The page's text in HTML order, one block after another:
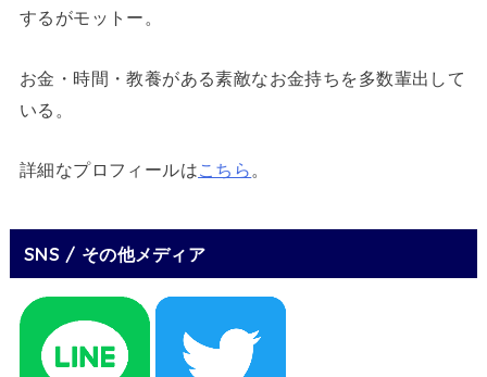
するがモットー。
お金・時間・教養がある素敵なお金持ちを多数輩出して
いる。
詳細なプロフィールはこちら。
SNS / その他メディア